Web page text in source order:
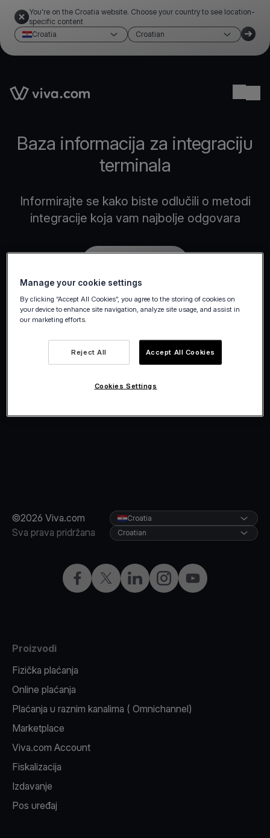
You're on the Croatia website. Choose your country to see location-
specific content
Croatia
Croatian
Link to the homepage
Baza informacija za integraciju
terminala
Informirajte se kako biste odlučili o metodi
integracije koja vam najbolje odgovara
©2026 Viva.com
Sva prava pridržana
Facebook
X LinkedInInstagramYouTube
Croatia
Croatian
Proizvodi
Fizička plaćanja
Online plaćanja
Plaćanja u raznim kanalima ( Omnichannel)
Marketplace
Viva.com Account
Fiskalizacija
Izdavanje
Pos uređaj
Manage your cookie settings
By clicking “Accept All Cookies”, you agree to the storing of cookies on
your device to enhance site navigation, analyze site usage, and assist in
our marketing efforts.
Reject All Accept All Cookies
Cookies Settings